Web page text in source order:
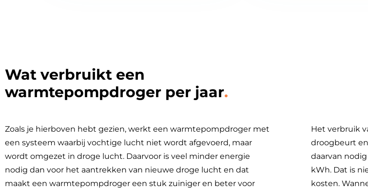
Wat verbruikt een
warmtepompdroger per jaar
Zoals je hierboven hebt gezien, werkt een warmtepompdroger met
een systeem waarbij vochtige lucht niet wordt afgevoerd, maar
wordt omgezet in droge lucht. Daarvoor is veel minder energie
nodig dan voor het aantrekken van nieuwe droge lucht en dat
maakt een warmtepompdroger een stuk zuiniger en beter voor
Het verbruik
droogbeurt
daarvan
kWh. Dat is
kosten.